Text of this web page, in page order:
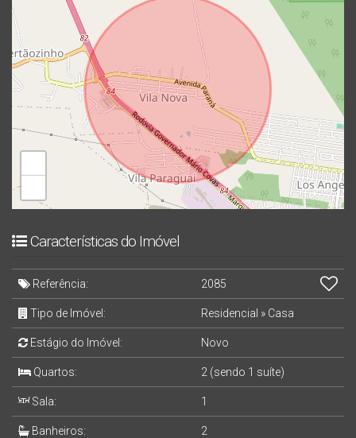
Região em expansão e valorização constante;
Essa pode ser a casa que você estava esperando!
Entre em contato agora mesmo e agende uma visita.
Venha conhecer pessoalmente tudo o que esse imóvel
pode oferecer para você e sua família!
Características do Imóvel
Referência: 2085
Tipo de Imóvel: Residencial » Casa
Estágio do Imóvel: Novo
Quartos: 2 (sendo 1 suíte)
Sala: 1
Banheiros: 2